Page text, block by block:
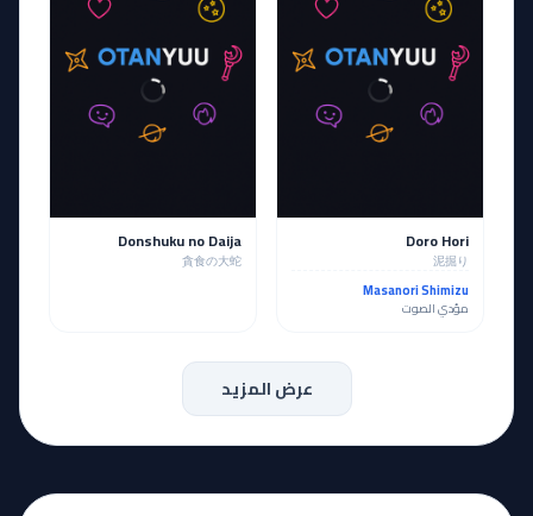
Doro Hori
泥掘り
Masanori Shimizu
مؤدي الصوت
Donshuku no Daija
貪食の大蛇
عرض المزيد